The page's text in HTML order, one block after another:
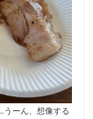
ーん、想像する